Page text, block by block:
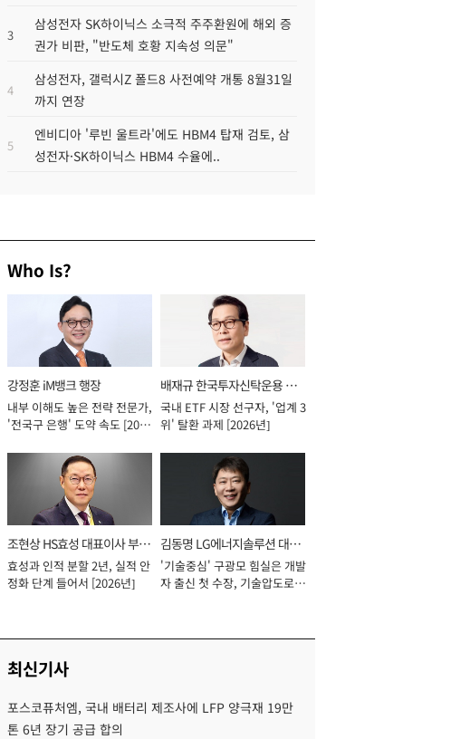
3
삼성전자 SK하이닉스 소극적 주주환원에 해외 증
권가 비판, "반도체 호황 지속성 의문"
4
삼성전자, 갤럭시Z 폴드8 사전예약 개통 8월31일
까지 연장
5
엔비디아 '루빈 울트라'에도 HBM4 탑재 검토, 삼
성전자·SK하이닉스 HBM4 수율에..
Who Is?
강정훈 iM뱅크 행장
내부 이해도 높은 전략 전문가,
'전국구 은행' 도약 속도 [2026
배재규 한국투자신탁운용 대
표이사 사장
국내 ETF 시장 선구자, '업계 3
위' 탈환 과제 [2026년]
조현상 HS효성 대표이사 부회
장
효성과 인적 분할 2년, 실적 안
정화 단계 들어서 [2026년]
김동명 LG에너지솔루션 대표
이사 사장
'기술중심' 구광모 힘실은 개발
자 출신 첫 수장, 기술압도로
최신기사
포스코퓨처엠, 국내 배터리 제조사에 LFP 양극재 19만
톤 6년 장기 공급 합의